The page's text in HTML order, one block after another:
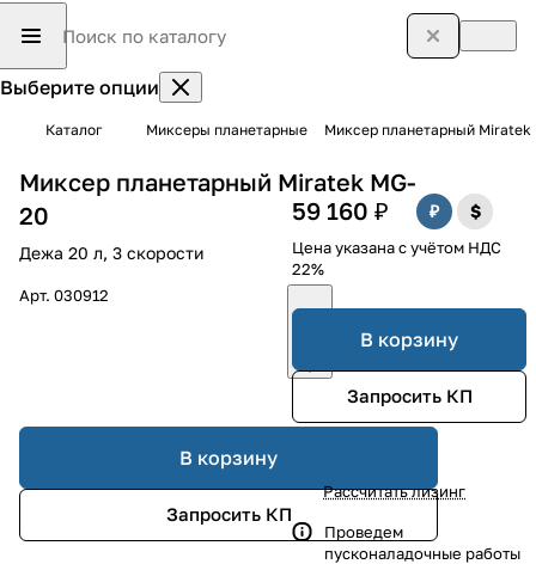
Выберите опции
Каталог Миксеры планетарные Миксер планетарный Miratek
Миксер планетарный Miratek MG-
20
Дежа 20 л, 3 скорости
Арт. 030912
В корзину
Запросить КП
59 160 ₽
Цена указана с учётом НДС
22%
В корзину
Запросить КП
Рассчитать лизинг
Проведем
пусконаладочные работы